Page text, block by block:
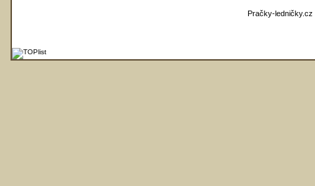
Pračky-ledničky.cz